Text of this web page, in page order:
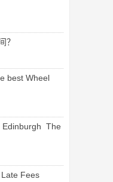
？
best Wheel
 The
Fees